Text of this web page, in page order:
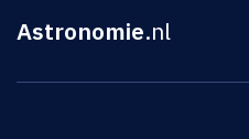
Astronomie.nl